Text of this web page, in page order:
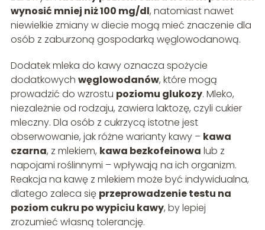
wynosić mniej niż 100 mg/dl, natomiast nawet
niewielkie zmiany w diecie mogą mieć znaczenie dla
osób z zaburzoną gospodarką węglowodanową.
Dodatek mleka do kawy oznacza spożycie
dodatkowych węglowodanów, które mogą
prowadzić do wzrostu poziomu glukozy. Mleko,
niezależnie od rodzaju, zawiera laktozę, czyli cukier
mleczny. Dla osób z cukrzycą istotne jest
obserwowanie, jak różne warianty kawy – kawa
czarna, z mlekiem, kawa bezkofeinowa lub z
napojami roślinnymi – wpływają na ich organizm.
Reakcja na kawę z mlekiem może być indywidualna,
dlatego zaleca się przeprowadzenie testu na
poziom cukru po wypiciu kawy, by lepiej
zrozumieć własną tolerancję.